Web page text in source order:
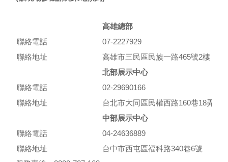
高雄總部
聯絡電話
07-2227929
聯絡地址
高雄市三民區民族一路465號2樓
北部展示中心
聯絡電話
02-29690166
聯絡地址
台北市大同區民權西路160巷18弄10
中部展示中心
聯絡電話
04-24636889
聯絡地址
台中市西屯區福科路340巷6號